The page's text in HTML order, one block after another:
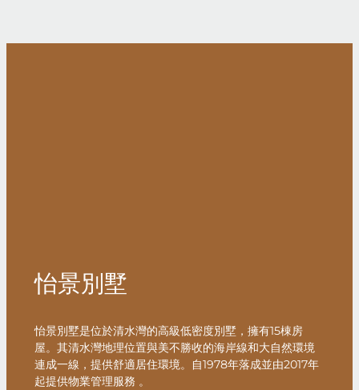
怡景別墅
怡景別墅是位於清水灣的高級低密度別墅，擁有15棟房
屋。其清水灣地理位置與美不勝收的海岸線和大自然環境
連成一線，提供舒適居住環境。自1978年落成並由2017年
起提供物業管理服務 。